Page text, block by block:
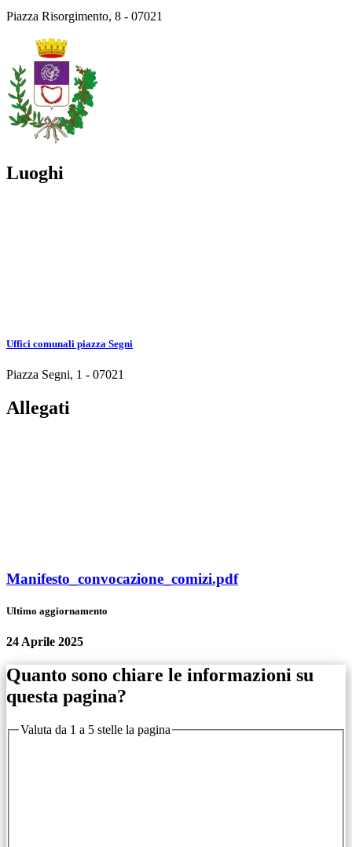
Piazza Risorgimento, 8 - 07021
Luoghi
Uffici comunali piazza Segni
Piazza Segni, 1 - 07021
Allegati
Manifesto_convocazione_comizi.pdf
Ultimo aggiornamento
24 Aprile 2025
Quanto sono chiare le informazioni su
questa pagina?
Valuta da 1 a 5 stelle la pagina